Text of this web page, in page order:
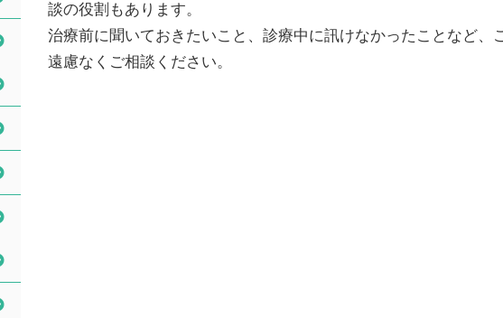
談の役割もあります。
治療前に聞いておきたいこと、診療中に訊けなかったことなど、
遠慮なくご相談ください。